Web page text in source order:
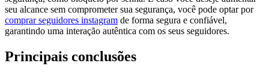
seu alcance sem comprometer sua segurança, você pode optar por
comprar seguidores instagram de forma⁢ segura e confiável,
garantindo uma interação autêntica com os seus seguidores.
Principais conclusões